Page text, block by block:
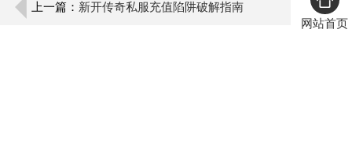
上一篇： 新开传奇私服充值陷阱破解指南
网站首页